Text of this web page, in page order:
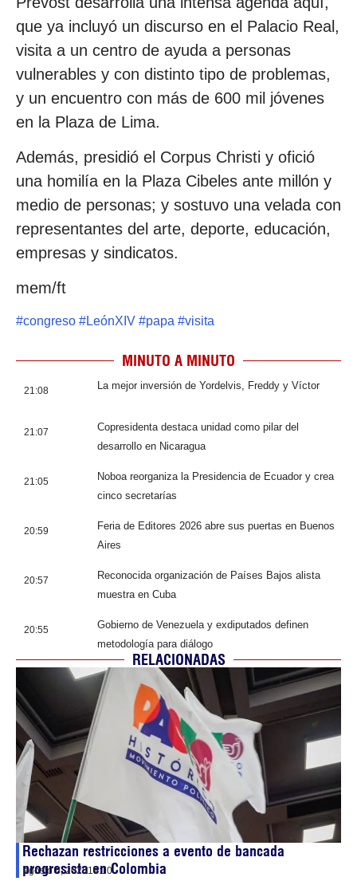
que ya incluyó un discurso en el Palacio Real,
visita a un centro de ayuda a personas
vulnerables y con distinto tipo de problemas,
y un encuentro con más de 600 mil jóvenes
en la Plaza de Lima.
Además, presidió el Corpus Christi y ofició
una homilía en la Plaza Cibeles ante millón y
medio de personas; y sostuvo una velada con
representantes del arte, deporte, educación,
empresas y sindicatos.
mem/ft
#congreso #LeónXIV #papa #visita
MINUTO A MINUTO
21:08 La mejor inversión de Yordelvis, Freddy y Víctor
21:07
Copresidenta destaca unidad como pilar del
desarrollo en Nicaragua
21:05
Noboa reorganiza la Presidencia de Ecuador y crea
cinco secretarías
20:59
Feria de Editores 2026 abre sus puertas en Buenos
Aires
20:57
Reconocida organización de Países Bajos alista
muestra en Cuba
20:55
Gobierno de Venezuela y exdiputados definen
metodología para diálogo
RELACIONADAS
Rechazan restricciones a evento de bancada
progresista en Colombia
agosto 6, 202619:10